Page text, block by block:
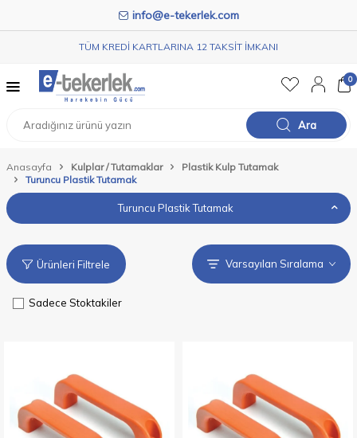
info@e-tekerlek.com
TÜM KREDİ KARTLARINA 12 TAKSİT İMKANI
Ara
0
Anasayfa Kulplar / Tutamaklar
Plastik Kulp Tutamak
Turuncu Plastik Tutamak
Turuncu Plastik Tutamak
Ürünleri Filtrele
Sadece Stoktakiler